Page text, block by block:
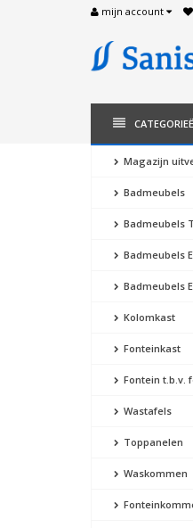
mijn account
Magazijn
Badmeubels
Badmeubels
Badmeubels
Badmeubels
Kolomkast
Fonteinkast
Fontein t.b.v.
Wastafels
Toppanelen
Waskommen